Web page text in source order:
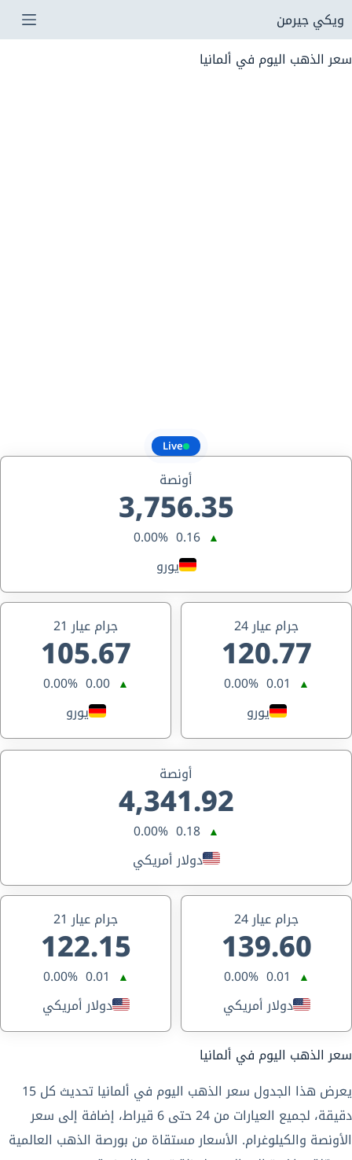
التجاوز
إلى
المحتوى
ويكي جيرمن
سعر الذهب اليوم في ألمانيا
Live
أونصة
3,756.35
▲
0.16
0.00%
يورو
جرام عيار 24
120.77
▲
0.01
0.00%
يورو
جرام عيار 21
105.67
▲
0.00
0.00%
يورو
أونصة
4,341.92
▲
0.18
0.00%
دولار أمريكي
جرام عيار 24
139.60
▲
0.01
0.00%
دولار أمريكي
جرام عيار 21
122.15
▲
0.01
0.00%
دولار أمريكي
سعر الذهب اليوم في ألمانيا
يعرض هذا الجدول سعر الذهب اليوم في ألمانيا تحديث كل 15
دقيقة، لجميع العيارات من 24 حتى 6 قيراط، إضافة إلى سعر
الأونصة والكيلوغرام. الأسعار مستقاة من بورصة الذهب العالمية